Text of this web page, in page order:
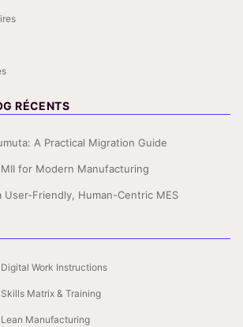
RÉCENTS
A Practical Migration Guide
for Modern Manufacturing
Friendly, Human-Centric MES
Work Instructions
Matrix & Training
Manufacturing